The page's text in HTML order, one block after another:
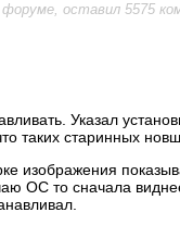
оставил 5575
Указал
таких старинных
изображения
OC то сначала